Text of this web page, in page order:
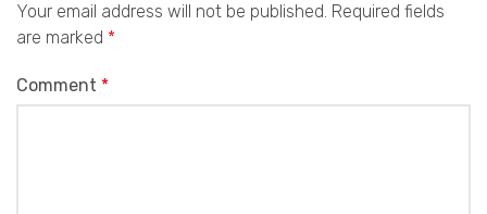
Your email address will not be published. Required fields
are marked *
Comment *